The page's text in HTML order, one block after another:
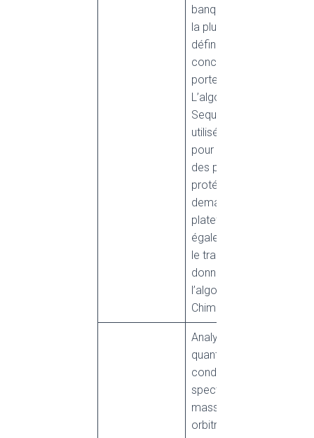
banque de données
la plus appropriée,
définie en
concertation avec le
porteur de projet.
L’algorithme
Sequest HT est
utilisé par défaut
pour l’identification
des peptides et des
protéines. Sur
demande, la
plateforme peut
également effectuer
le traitement des
données à l’aide de
l’algorithme
Chimerys.
Analyses
quantitatives
conduites sur un
spectromètre de
masse de type
orbitrap permettant